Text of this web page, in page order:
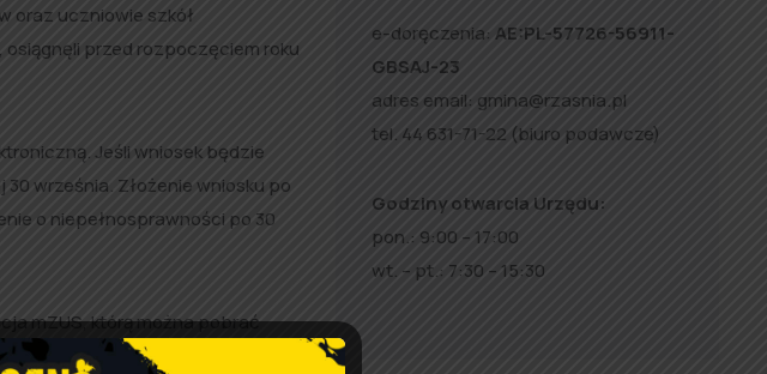
oraz uczniowie szkół
przed rozpoczęciem roku
Jeśli wniosek będzie
września. Złożenie wniosku po
o niepełnosprawności po 30
mZUS, którą można pobrać
połączyć ją ze swoim profilem
e-doręczenia: AE:PL-57726-56911-
GBSAJ-23
adres email: gmina@rzasnia.pl
tel. 44 631-71-22 (biuro podawcze)
Godziny otwarcia Urzędu:
pon.: 9:00 – 17:00
wt. – pt.: 7:30 – 15:30